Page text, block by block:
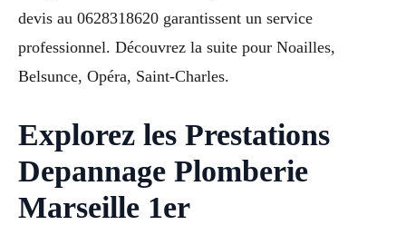
devis au 0628318620 garantissent un service
professionnel. Découvrez la suite pour Noailles,
Belsunce, Opéra, Saint-Charles.
Explorez les Prestations
Depannage Plomberie
Marseille 1er